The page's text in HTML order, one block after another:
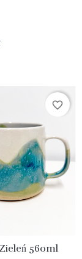
favorite_border
560ml